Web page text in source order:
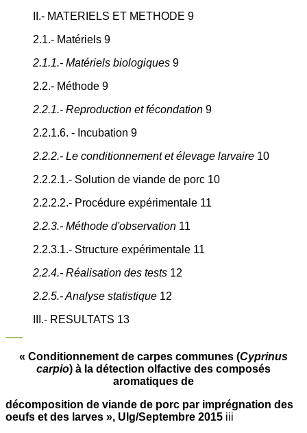
II.- MATERIELS ET METHODE 9
2.1.- Matériels 9
2.1.1.- Matériels biologiques 9
2.2.- Méthode 9
2.2.1.- Reproduction et fécondation 9
2.2.1.6. - Incubation 9
2.2.2.- Le conditionnement et élevage larvaire 10
2.2.2.1.- Solution de viande de porc 10
2.2.2.2.- Procédure expérimentale 11
2.2.3.- Méthode d'observation 11
2.2.3.1.- Structure expérimentale 11
2.2.4.- Réalisation des tests 12
2.2.5.- Analyse statistique 12
III.- RESULTATS 13
« Conditionnement de carpes communes (Cyprinus
carpio) à la détection olfactive des composés
aromatiques de
décomposition de viande de porc par imprégnation des
oeufs et des larves », Ulg/Septembre 2015 iii